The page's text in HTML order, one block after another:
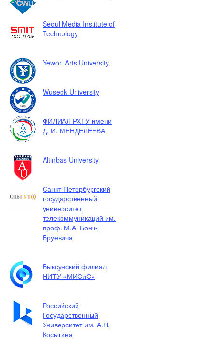
Seoul Media Institute of
Technology
Yewon Arts University
Wuseok University
ФИЛИАЛ РХТУ имени
Д. И. МЕНДЕЛЕЕВА
Altinbas University
Санкт-Петербургский
государственный
университет
телекоммуникаций им.
проф. М.А. Бонч-
Бруевича
Выксунский филиал
НИТУ «МИСиС»
Российский
Государственный
Университет им. А.Н.
Косыгина